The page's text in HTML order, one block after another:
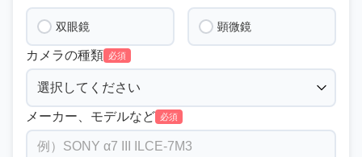
双眼鏡 顕微鏡
カメラの種類 必須
メーカー、モデルなど 必須